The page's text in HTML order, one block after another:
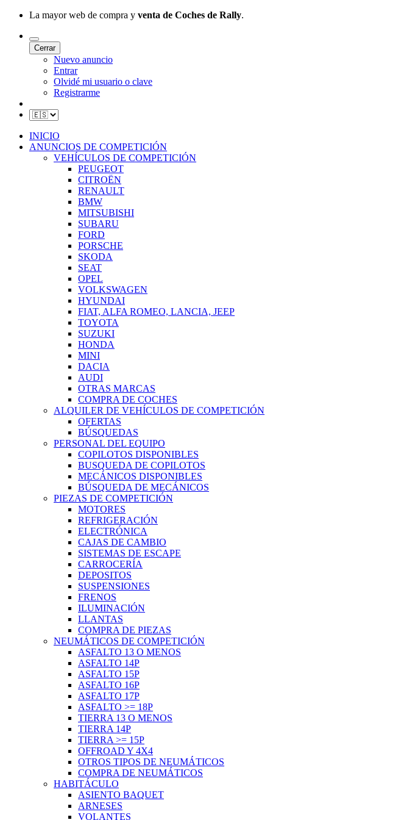
La mayor web de compra y venta de Coches de Rally.
Cerrar
Nuevo anuncio
Entrar
Olvidé mi usuario o clave
Registrarme
INICIO
ANUNCIOS DE COMPETICIÓN
VEHÍCULOS DE COMPETICIÓN
PEUGEOT
CITROËN
RENAULT
BMW
MITSUBISHI
SUBARU
FORD
PORSCHE
SKODA
SEAT
OPEL
VOLKSWAGEN
HYUNDAI
FIAT, ALFA ROMEO, LANCIA, JEEP
TOYOTA
SUZUKI
HONDA
MINI
DACIA
AUDI
OTRAS MARCAS
COMPRA DE COCHES
ALQUILER DE VEHÍCULOS DE COMPETICIÓN
OFERTAS
BÚSQUEDAS
PERSONAL DEL EQUIPO
COPILOTOS DISPONIBLES
BUSQUEDA DE COPILOTOS
MECÁNICOS DISPONIBLES
BÚSQUEDA DE MECÁNICOS
PIEZAS DE COMPETICIÓN
MOTORES
REFRIGERACIÓN
ELECTRÓNICA
CAJAS DE CAMBIO
SISTEMAS DE ESCAPE
CARROCERÍA
DEPOSITOS
SUSPENSIONES
FRENOS
ILUMINACIÓN
LLANTAS
COMPRA DE PIEZAS
NEUMÁTICOS DE COMPETICIÓN
ASFALTO 13 O MENOS
ASFALTO 14P
ASFALTO 15P
ASFALTO 16P
ASFALTO 17P
ASFALTO >= 18P
TIERRA 13 O MENOS
TIERRA 14P
TIERRA >= 15P
OFFROAD Y 4X4
OTROS TIPOS DE NEUMÁTICOS
COMPRA DE NEUMÁTICOS
HABITÁCULO
ASIENTO BAQUET
ARNESES
VOLANTES